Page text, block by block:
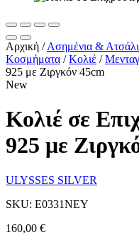
Αρχική /Ασημένια &
Κοσμήματα /Κολιέ /
925 με Ζιργκόν 45cm
New
Κολιέ σε
925 με
ULYSSES SILVER
SKU: E0331NEY
160,00 €